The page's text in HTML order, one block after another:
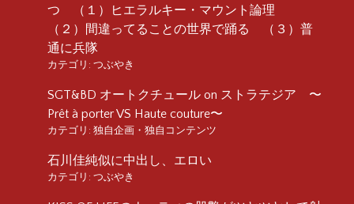
つ （１）ヒエラルキー・マウント論理
（２）間違ってることの世界で踊る （３）普
通に兵隊
カテゴリ: つぶやき
SGT&BD オートクチュール on ストラテジア 〜
Prêt à porter VS Haute couture〜
カテゴリ: 独自企画・独自コンテンツ
石川佳純似に中出し、エロい
カテゴリ: つぶやき